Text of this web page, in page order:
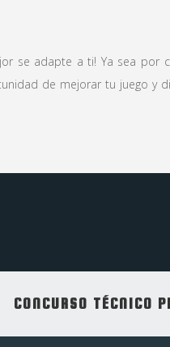
se adapte a ti! Ya sea por
de mejorar tu juego y
CONCURSO TÉCNICO